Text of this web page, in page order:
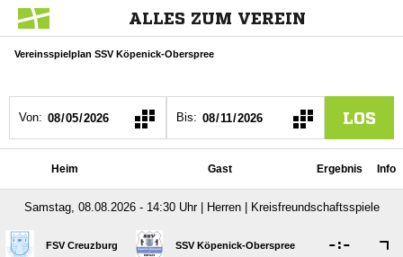
ALLES ZUM VEREIN
Vereinsspielplan SSV Köpenick-Oberspree
Von: Bis: LOS
Heim Gast Ergebnis Info
Samstag, 08.08.2026 - 14:30 Uhr | Herren | Kreisfreundschaftsspiele
FSV Creuzburg SSV Köpenick-Oberspree :